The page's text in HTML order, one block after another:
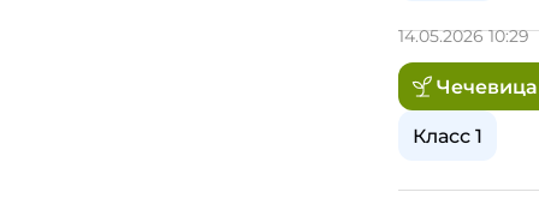
14.05.2026 10:29
Класс 1